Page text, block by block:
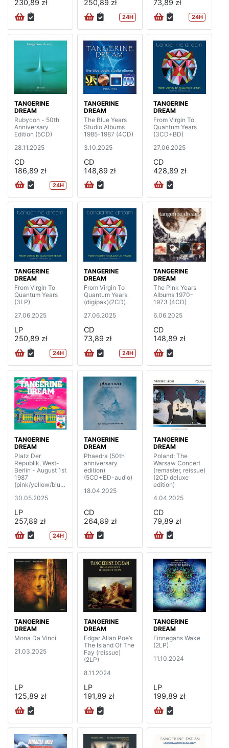
230,89 zł 250,89 zł
24H
73,89 zł
24H
TANGERINE
DREAM
Rubycon - 50th
Anniversary
Edition (5CD)
28.11.2025
CD
186,89 zł
24H
TANGERINE
DREAM
The Blue Years
Studio Albums
1985-1987 (4CD)
3.10.2025
CD
148,89 zł
TANGERINE
DREAM
From Virgin To
Quantum Years
(3CD+BD)
27.06.2025
CD
428,89 zł
TANGERINE
DREAM
From Virgin To
Quantum Years
(3LP)
27.06.2025
LP
250,89 zł
24H
TANGERINE
DREAM
From Virgin To
Quantum Years
(digipak)(2CD)
27.06.2025
CD
73,89 zł
24H
TANGERINE
DREAM
The Pink Years
Albums 1970-
1973 (4CD)
6.06.2025
CD
148,89 zł
TANGERINE
DREAM
Platz Der
Republik, West-
Berlin - August 1st
1987
(pink/yellow/blue
30.05.2025
LP
257,89 zł
24H
TANGERINE
DREAM
Phaedra (50th
anniversary
edition)
(5CD+BD-audio)
18.04.2025
CD
264,89 zł
TANGERINE
DREAM
Poland: The
Warsaw Concert
(remaster, reissue)
(2CD deluxe
edition)
4.04.2025
CD
79,89 zł
TANGERINE
DREAM
Mona Da Vinci
21.03.2025
LP
125,89 zł
TANGERINE
DREAM
Edgar Allan Poe’s
The Island Of The
Fay (reissue)
(2LP)
8.11.2024
LP
191,89 zł
TANGERINE
DREAM
Finnegans Wake
(2LP)
11.10.2024
LP
199,89 zł